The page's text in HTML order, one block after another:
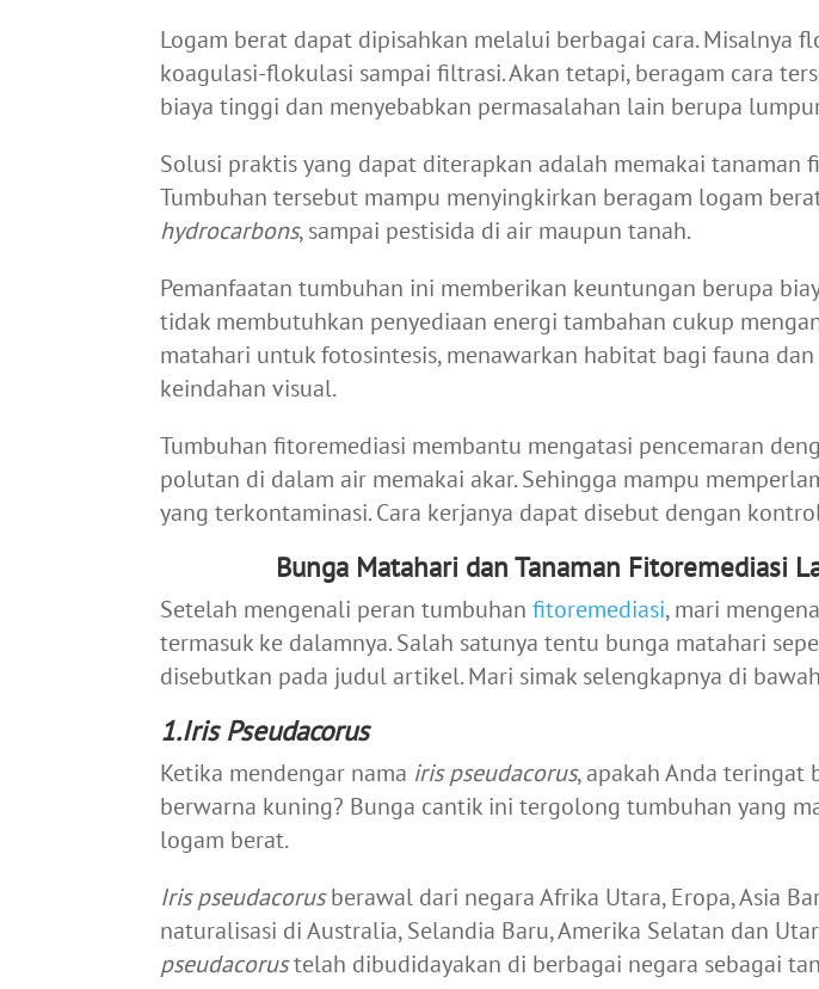
Logam berat dapat dipisahkan melalui berbagai cara. Misalnya
koagulasi-flokulasi sampai filtrasi. Akan tetapi, beragam cara
biaya tinggi dan menyebabkan permasalahan lain berupa
Solusi praktis yang dapat diterapkan adalah memakai tanaman
Tumbuhan tersebut mampu menyingkirkan beragam logam
hydrocarbons, sampai pestisida di air maupun tanah.
Pemanfaatan tumbuhan ini memberikan keuntungan berupa
tidak membutuhkan penyediaan energi tambahan cukup
matahari untuk fotosintesis, menawarkan habitat bagi fauna
keindahan visual.
Tumbuhan fitoremediasi membantu mengatasi pencemaran
polutan di dalam air memakai akar. Sehingga mampu
yang terkontaminasi. Cara kerjanya dapat disebut dengan
Bunga Matahari dan Tanaman Fitoremediasi
Setelah mengenali peran tumbuhan fitoremediasi, mari
termasuk ke dalamnya. Salah satunya tentu bunga matahari
disebutkan pada judul artikel. Mari simak selengkapnya di
1.Iris Pseudacorus
Ketika mendengar nama iris pseudacorus, apakah Anda teringat
berwarna kuning? Bunga cantik ini tergolong tumbuhan yang
logam berat.
Iris pseudacorusberawal dari negara Afrika Utara, Eropa, Asia
naturalisasi di Australia, Selandia Baru, Amerika Selatan dan
pseudacorustelah dibudidayakan di berbagai negara sebagai